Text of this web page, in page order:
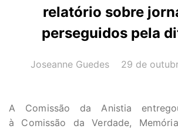
relatório sobre
perseguidos pela
AUTOR(A):
Joseanne Guedes DATA:
29 de
A Comissão da Anistia
à Comissão da Verdade,